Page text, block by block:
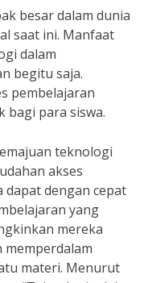
besar dalam dunia
saat ini. Manfaat
dalam
begitu saja.
pembelajaran
bagi para siswa.
teknologi
akses
dengan cepat
yang
mereka
memperdalam
materi. Menurut